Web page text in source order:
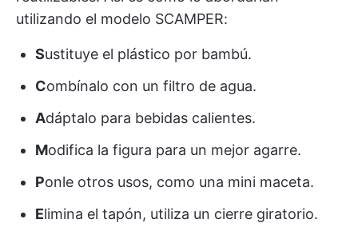
utilizando el modelo SCAMPER:
Sustituye el plástico por bambú.
Combínalo con un filtro de agua.
Adáptalo para bebidas calientes.
Modifica la figura para un mejor agarre.
Ponle otros usos, como una mini maceta.
Elimina el tapón, utiliza un cierre giratorio.